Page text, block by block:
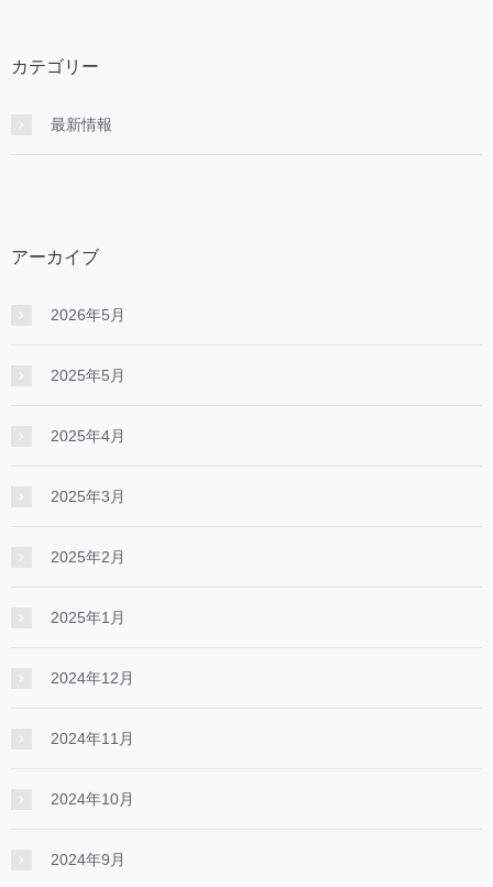
カテゴリー
最新情報
アーカイブ
2026年5月
2025年5月
2025年4月
2025年3月
2025年2月
2025年1月
2024年12月
2024年11月
2024年10月
2024年9月